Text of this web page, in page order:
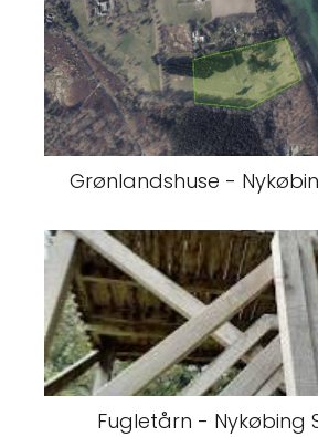
Grønlandshuse -
Fugletårn - Nykøbing